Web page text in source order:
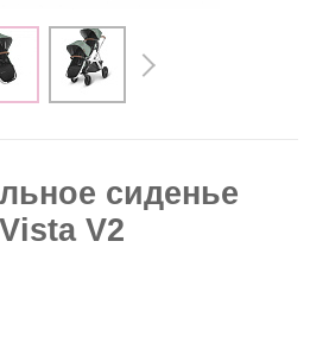
сиденье
V2